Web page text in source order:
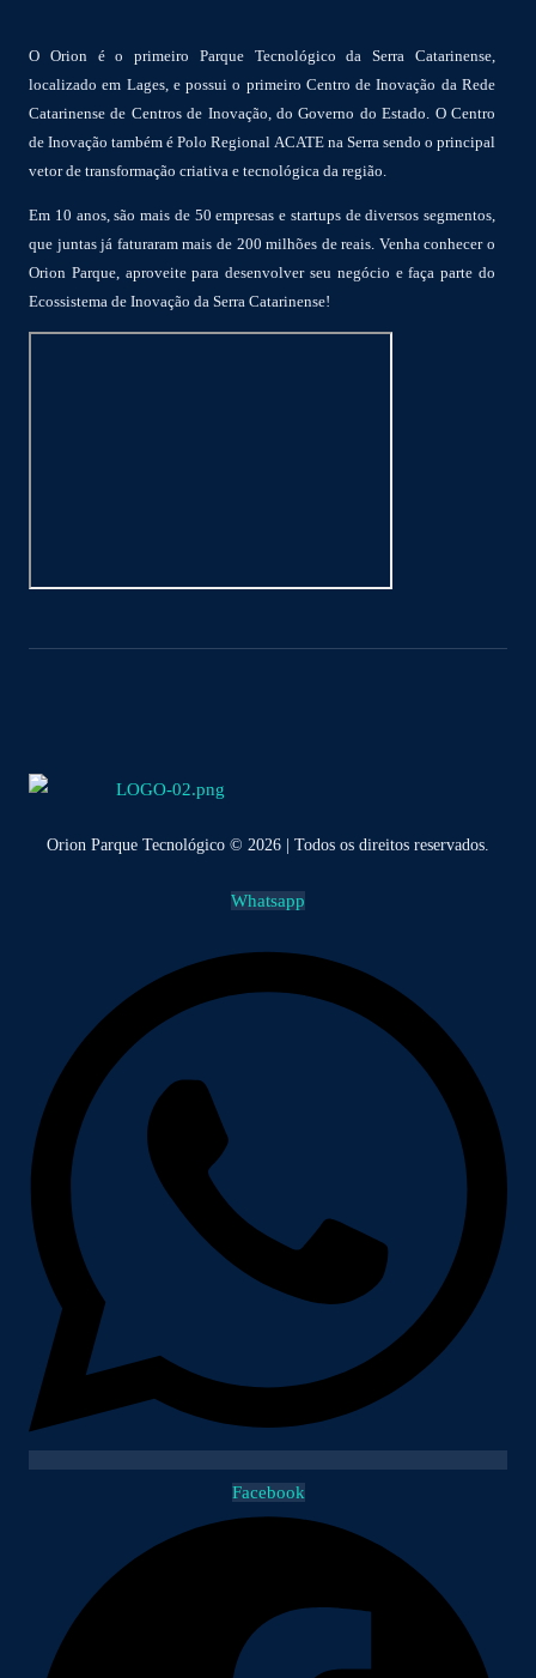
O Orion é o primeiro Parque Tecnológico da Serra Catarinense,
localizado em Lages, e possui o primeiro Centro de Inovação da Rede
Catarinense de Centros de Inovação, do Governo do Estado. O Centro
de Inovação também é Polo Regional ACATE na Serra sendo o principal
vetor de transformação criativa e tecnológica da região.
Em 10 anos, são mais de 50 empresas e startups de diversos segmentos,
que juntas já faturaram mais de 200 milhões de reais. Venha conhecer o
Orion Parque, aproveite para desenvolver seu negócio e faça parte do
Ecossistema de Inovação da Serra Catarinense!
Orion Parque Tecnológico © 2026 | Todos os direitos reservados.
Whatsapp
Facebook